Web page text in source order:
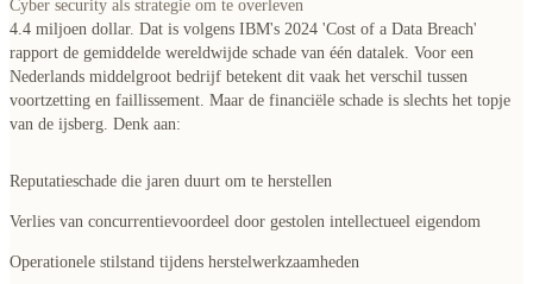
Cyber security als strategie om te overleven
4.4 miljoen dollar. Dat is volgens IBM's 2024 'Cost of a Data Breach'
rapport de gemiddelde wereldwijde schade van één datalek. Voor een
Nederlands middelgroot bedrijf betekent dit vaak het verschil tussen
voortzetting en faillissement. Maar de financiële schade is slechts het topje
van de ijsberg. Denk aan:
Reputatieschade die jaren duurt om te herstellen
Verlies van concurrentievoordeel door gestolen intellectueel eigendom
Operationele stilstand tijdens herstelwerkzaamheden